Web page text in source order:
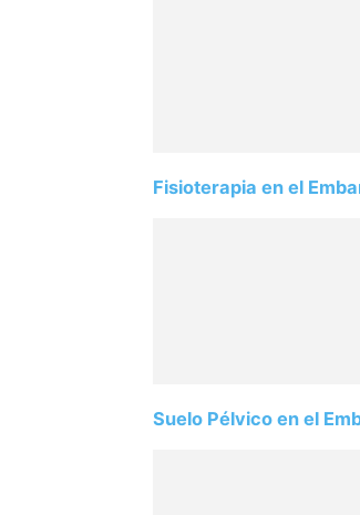
Fisioterapia en el
Suelo Pélvico en el